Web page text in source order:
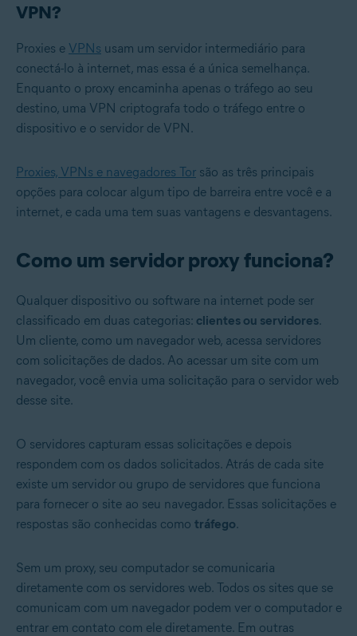
VPN?
Proxies e VPNs usam um servidor intermediário para
conectá-lo à internet, mas essa é a única semelhança.
Enquanto o proxy encaminha apenas o tráfego ao seu
destino, uma VPN criptografa todo o tráfego entre o
dispositivo e o servidor de VPN.
Proxies, VPNs e navegadores Tor são as três principais
opções para colocar algum tipo de barreira entre você e a
internet, e cada uma tem suas vantagens e desvantagens.
Como um servidor proxy funciona?
Qualquer dispositivo ou software na internet pode ser
classificado em duas categorias: clientes ou servidores.
Um cliente, como um navegador web, acessa servidores
com solicitações de dados. Ao acessar um site com um
navegador, você envia uma solicitação para o servidor web
desse site.
O servidores capturam essas solicitações e depois
respondem com os dados solicitados. Atrás de cada site
existe um servidor ou grupo de servidores que funciona
para fornecer o site ao seu navegador. Essas solicitações e
respostas são conhecidas como tráfego.
Sem um proxy, seu computador se comunicaria
diretamente com os servidores web. Todos os sites que se
comunicam com um navegador podem ver o computador e
entrar em contato com ele diretamente. Em outras